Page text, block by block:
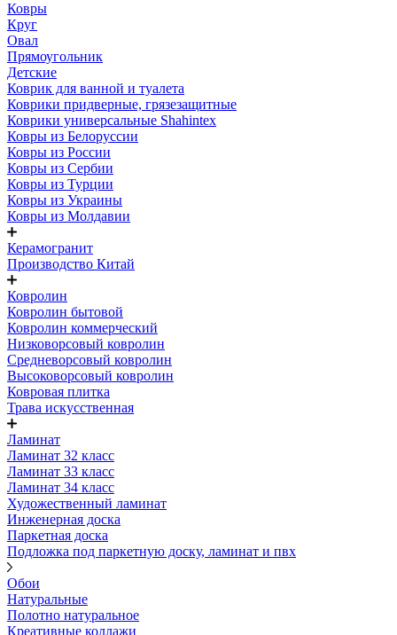
Ковры
Круг
Овал
Прямоугольник
Детские
Коврик для ванной и туалета
Коврики придверные, грязезащитные
Коврики универсальные Shahintex
Ковры из Белоруссии
Ковры из России
Ковры из Сербии
Ковры из Турции
Ковры из Украины
Ковры из Молдавии
Керамогранит
Производство Китай
Ковролин
Ковролин бытовой
Ковролин коммерческий
Низковорсовый ковролин
Средневорсовый ковролин
Высоковорсовый ковролин
Ковровая плитка
Трава искусственная
Ламинат
Ламинат 32 класс
Ламинат 33 класс
Ламинат 34 класс
Художественный ламинат
Инженерная доска
Паркетная доска
Подложка под паркетную доску, ламинат и пвх
Обои
Натуральные
Полотно натуральное
Креативные коллажи